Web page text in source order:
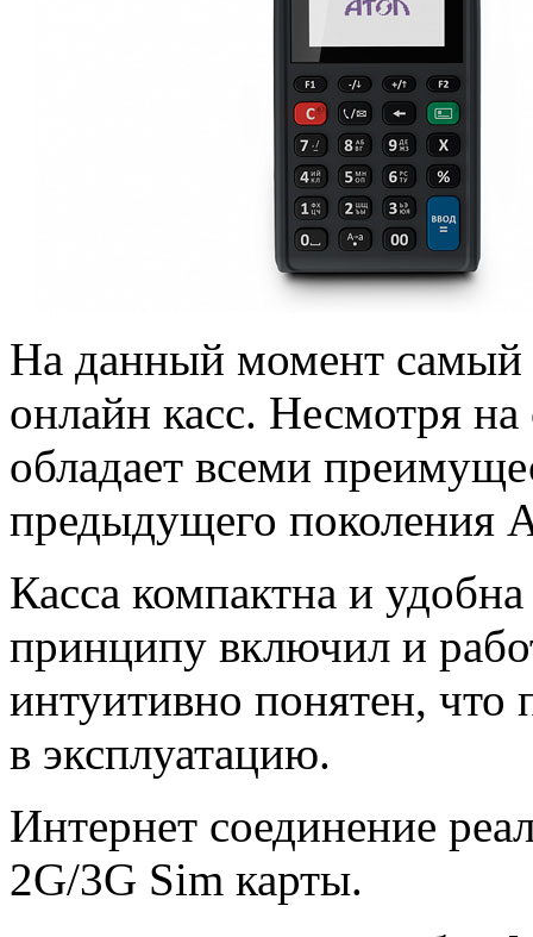
На данный момент самый
онлайн касс. Несмотря
обладает всеми
предыдущего поколения
Касса компактна и
принципу включил и
интуитивно понятен, что
в эксплуатацию.
Интернет соединение
2G/3G Sim карты.